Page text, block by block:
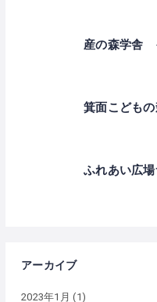
産の森学舎
箕面こども
ふれあい広
アーカイブ
2023年1月 (1)